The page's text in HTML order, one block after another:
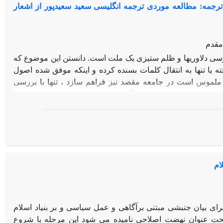
تعارضات موجود در سیاست خارجی این کشور مؤثر می‌باشد.
ترجمه: مطالعه موردی ترجمه انگلیسی سعید سعیدپور از اشعار
دلاوریها و ظلم ستیزی یک ملت است. دانستن این موضوع که
یا تنها به انتقال کلمات بسنده کرده و اینکه موفق شده اصول
است در جامعه مقصد نیز فراهم سازد ، تنها با بررسی
با بررسی این اشعار و ترجمه آنها در پی یافتن شیوه
درنتیجه این پژوهش مشخص شد مترجم تنها آثاری را ترجمه کرده
مقصد و توجه به بار معنایی متفاوت کلمات در دو جامعه از
بیان جنبشی مبتنی برآگاهی و عمل سیاسی و بر بنیاد اسلام
عنوان نهضت اصلاحی نامیده می شود این مرحله با شروع